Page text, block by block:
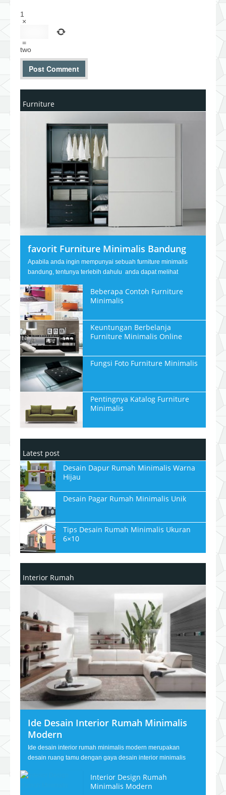
1
×
=
two
Furniture
favorit Furniture Minimalis Bandung
Apabila anda ingin mempunyai sebuah furniture minimalis
bandung, tentunya terlebih dahulu anda dapat melihat
Beberapa Contoh Furniture
Minimalis
Keuntungan Berbelanja
Furniture Minimalis Online
Fungsi Foto Furniture Minimalis
Pentingnya Katalog Furniture
Minimalis
Latest post
Desain Dapur Rumah Minimalis Warna
Hijau
Desain Pagar Rumah Minimalis Unik
Tips Desain Rumah Minimalis Ukuran
6×10
Interior Rumah
Ide Desain Interior Rumah Minimalis
Modern
Ide desain interior rumah minimalis modern merupakan
desain ruang tamu dengan gaya desain interior minimalis
Interior Design Rumah
Minimalis Modern